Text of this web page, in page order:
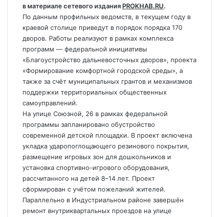
в материале сетевого издания PROKHAB.RU.
По данным профильных ведомств, в текущем году в
краевой столице приведут в порядок порядка 170
дворов. Работы реализуют в рамках комплекса
программ — федеральной инициативы
«Благоустройство дальневосточных дворов», проекта
«Формирование комфортной городской среды», а
также за счёт муниципальных грантов и механизмов
поддержки территориальных общественных
самоуправлений.
На улице Союзной, 26 в рамках федеральной
программы запланировано обустройство
современной детской площадки. В проект включена
укладка ударопоглощающего резинового покрытия,
размещение игровых зон для дошкольников и
установка спортивно-игрового оборудования,
рассчитанного на детей 8–14 лет. Проект
сформирован с учётом пожеланий жителей.
Параллельно в Индустриальном районе завершён
ремонт внутриквартальных проездов на улице